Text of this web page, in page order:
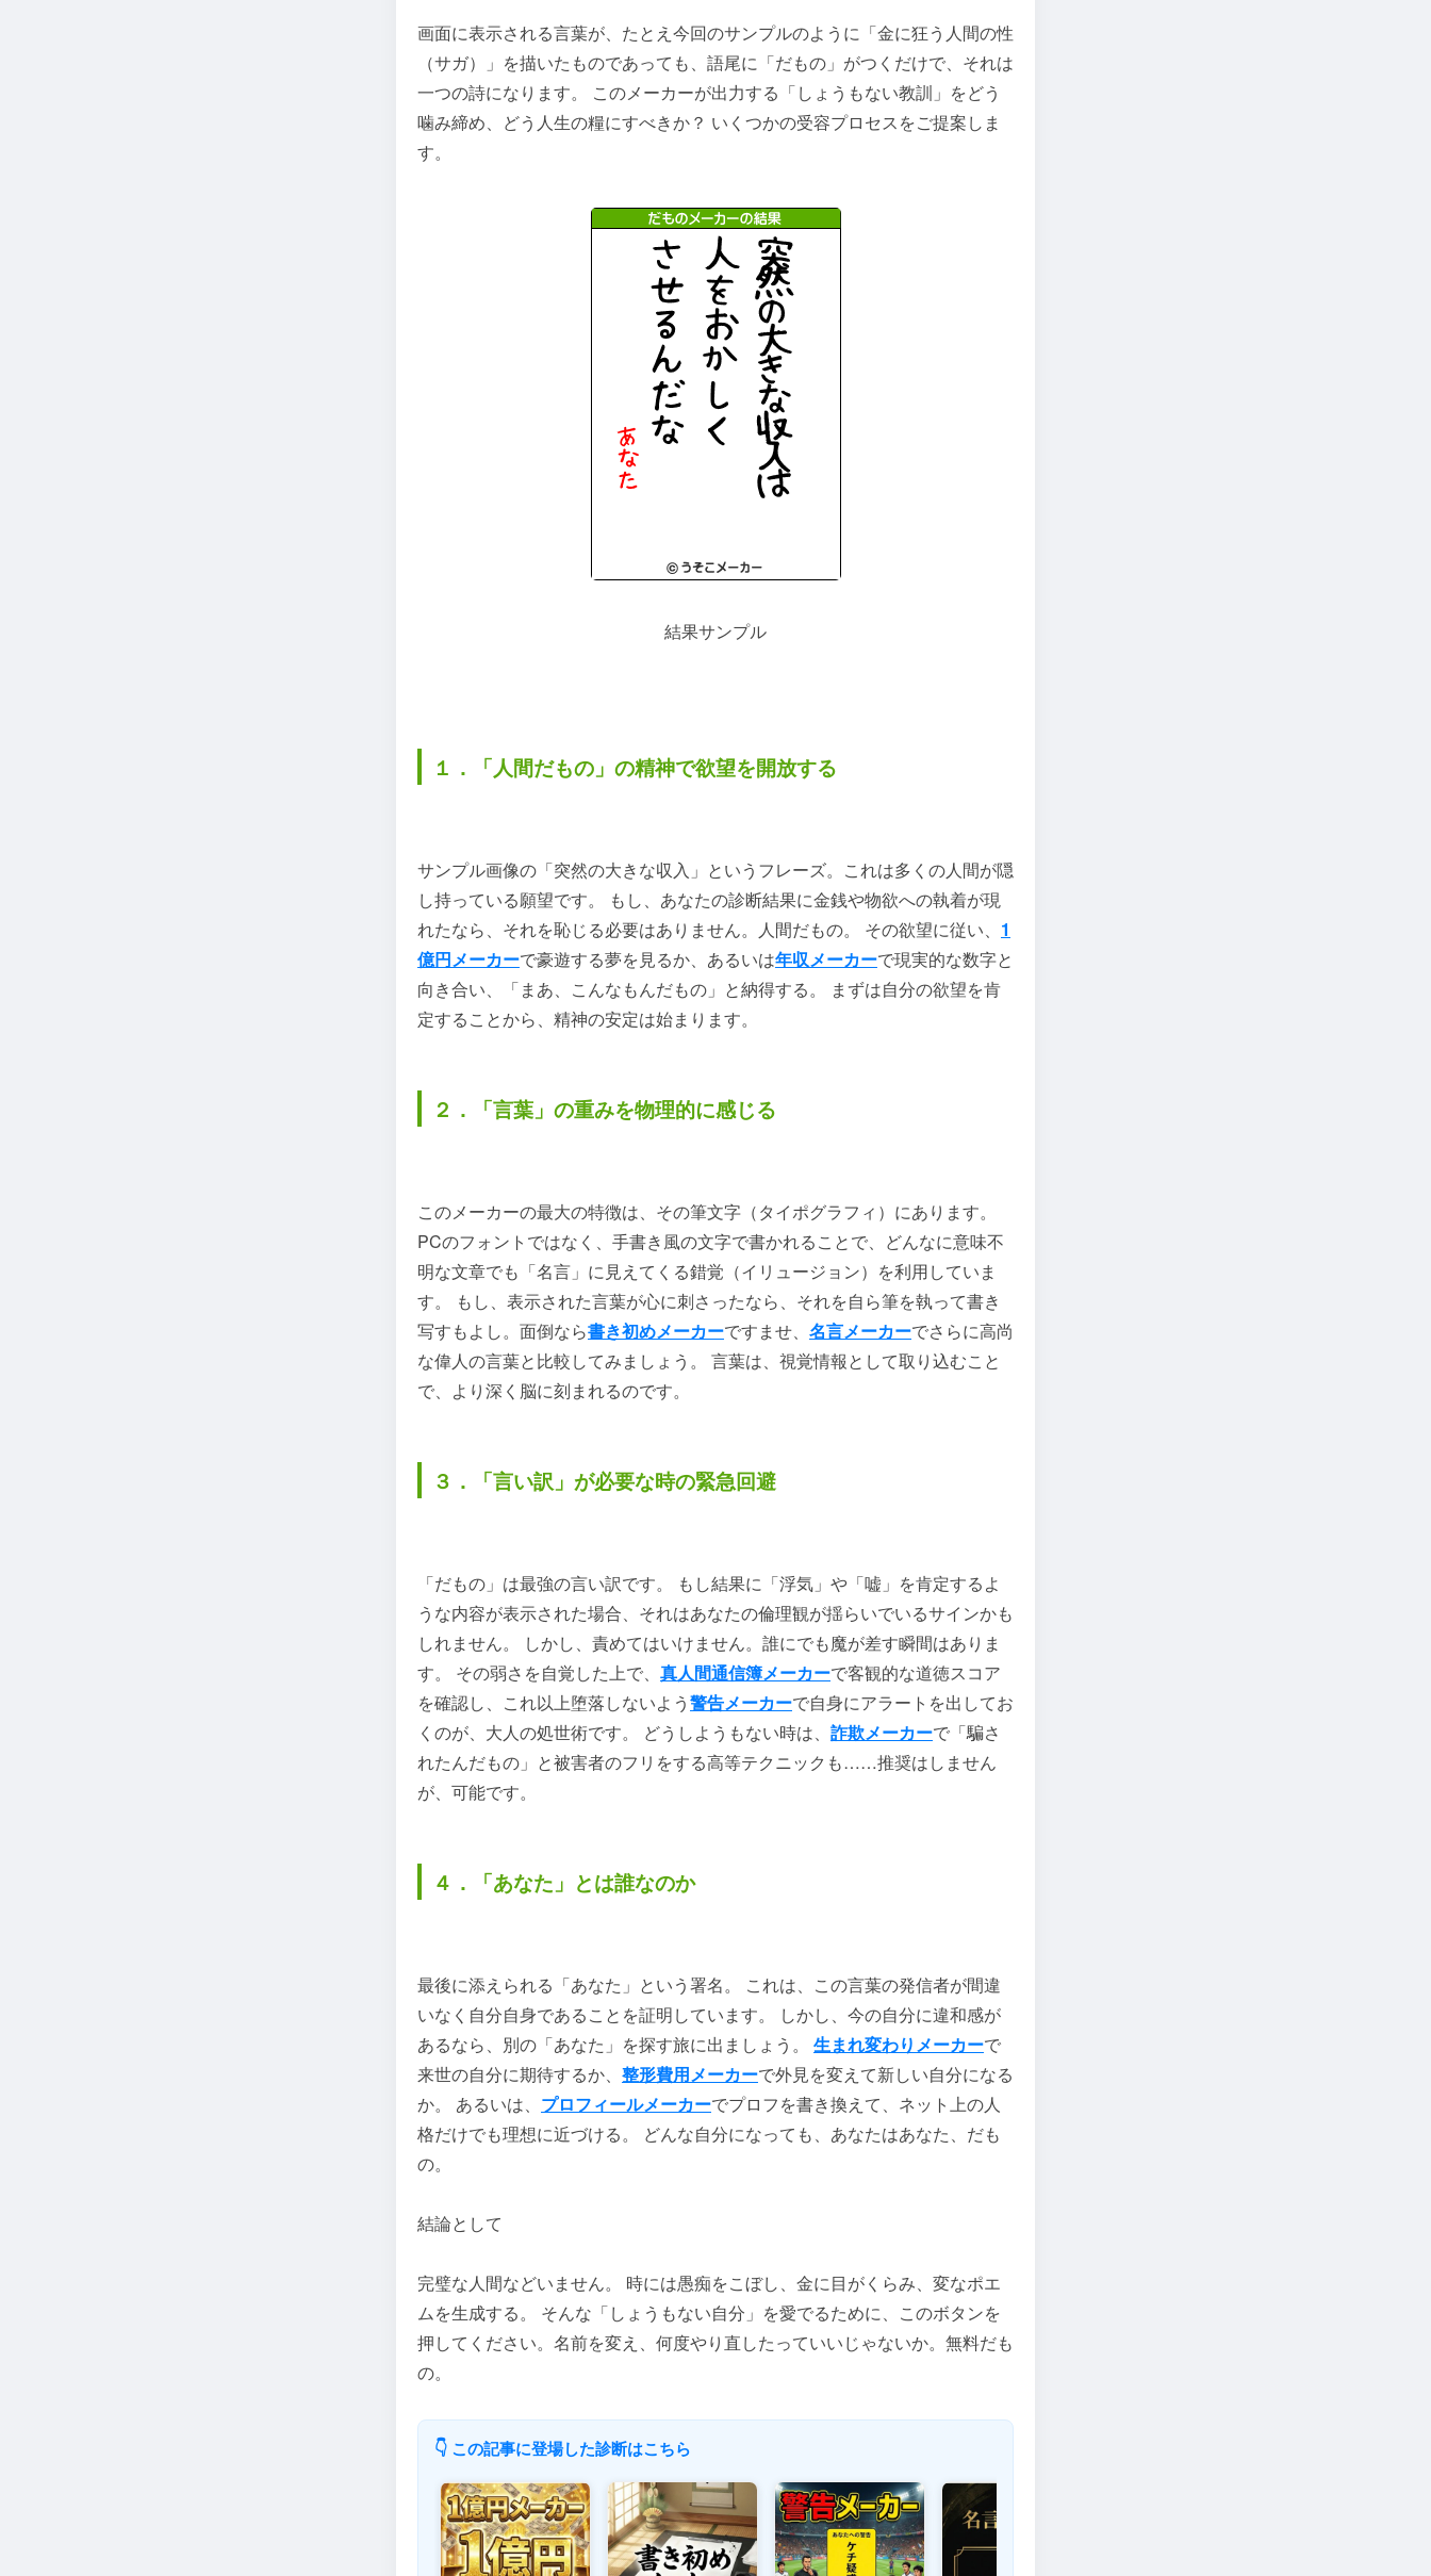
画面に表示される言葉が、たとえ今回のサンプルのように「金に狂う人間の性
（サガ）」を描いたものであっても、語尾に「だもの」がつくだけで、それは
一つの詩になります。 このメーカーが出力する「しょうもない教訓」をどう
噛み締め、どう人生の糧にすべきか？ いくつかの受容プロセスをご提案しま
す。
結果サンプル
１．「人間だもの」の精神で欲望を開放する
サンプル画像の「突然の大きな収入」というフレーズ。これは多くの人間が隠
し持っている願望です。 もし、あなたの診断結果に金銭や物欲への執着が現
れたなら、それを恥じる必要はありません。人間だもの。 その欲望に従い、 1
億円メーカーで豪遊する夢を見るか、あるいは年収メーカーで現実的な数字と
向き合い、「まあ、こんなもんだもの」と納得する。 まずは自分の欲望を肯
定することから、精神の安定は始まります。
２．「言葉」の重みを物理的に感じる
このメーカーの最大の特徴は、その筆文字（タイポグラフィ）にあります。
PCのフォントではなく、手書き風の文字で書かれることで、どんなに意味不
明な文章でも「名言」に見えてくる錯覚（イリュージョン）を利用していま
す。 もし、表示された言葉が心に刺さったなら、それを自ら筆を執って書き
写すもよし。面倒なら書き初めメーカーですませ、 名言メーカーでさらに高尚
な偉人の言葉と比較してみましょう。 言葉は、視覚情報として取り込むこと
で、より深く脳に刻まれるのです。
３．「言い訳」が必要な時の緊急回避
「だもの」は最強の言い訳です。 もし結果に「浮気」や「嘘」を肯定するよ
うな内容が表示された場合、それはあなたの倫理観が揺らいでいるサインかも
しれません。 しかし、責めてはいけません。誰にでも魔が差す瞬間はありま
す。 その弱さを自覚した上で、 真人間通信簿メーカーで客観的な道徳スコア
を確認し、これ以上堕落しないよう警告メーカーで自身にアラートを出してお
くのが、大人の処世術です。 どうしようもない時は、 詐欺メーカーで「騙さ
れたんだもの」と被害者のフリをする高等テクニックも……推奨はしません
が、可能です。
４．「あなた」とは誰なのか
最後に添えられる「あなた」という署名。 これは、この言葉の発信者が間違
いなく自分自身であることを証明しています。 しかし、今の自分に違和感が
あるなら、別の「あなた」を探す旅に出ましょう。 生まれ変わりメーカーで
来世の自分に期待するか、 整形費用メーカーで外見を変えて新しい自分になる
か。 あるいは、 プロフィールメーカーでプロフを書き換えて、ネット上の人
格だけでも理想に近づける。 どんな自分になっても、あなたはあなた、だも
の。
結論として
完璧な人間などいません。 時には愚痴をこぼし、金に目がくらみ、変なポエ
ムを生成する。 そんな「しょうもない自分」を愛でるために、このボタンを
押してください。名前を変え、何度やり直したっていいじゃないか。無料だも
の。
👇 この記事に登場した診断はこちら